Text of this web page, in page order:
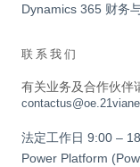
Dynamics 365 财务
联系我们
有关业务及合作伙伴
法定工作日 9:00 –
Power Platform